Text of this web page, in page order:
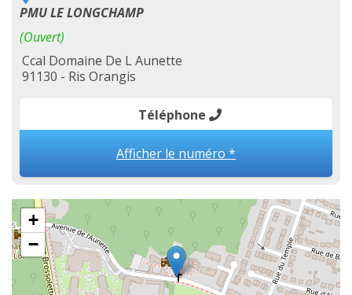
PMU LE LONGCHAMP
(Ouvert)
Ccal Domaine De L Aunette
91130 - Ris Orangis
Téléphone
Afficher le numéro *
+
−